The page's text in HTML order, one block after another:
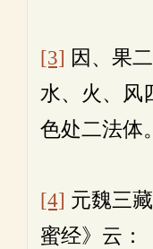
[3] 因、果
水、火、风
色处二法体。
[4] 元魏三
蜜经》云：